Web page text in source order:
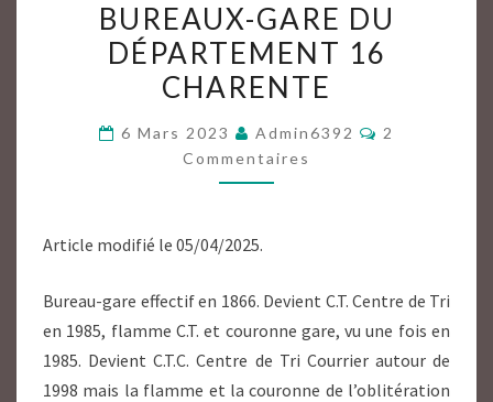
GARE
DU
DÉPARTEMENT
CHARENTE
BUREAUX-GARE DU
DÉPARTEMENT 16
CHARENTE
6 Mars 2023 Admin6392
2
Commentaires
Article modifié le 05/04/2025.
Bureau-gare effectif en 1866. Devient C.T. Centre de Tri
en 1985, flamme C.T. et couronne gare, vu une fois en
1985. Devient C.T.C. Centre de Tri Courrier autour de
1998 mais la flamme et la couronne de l’oblitération